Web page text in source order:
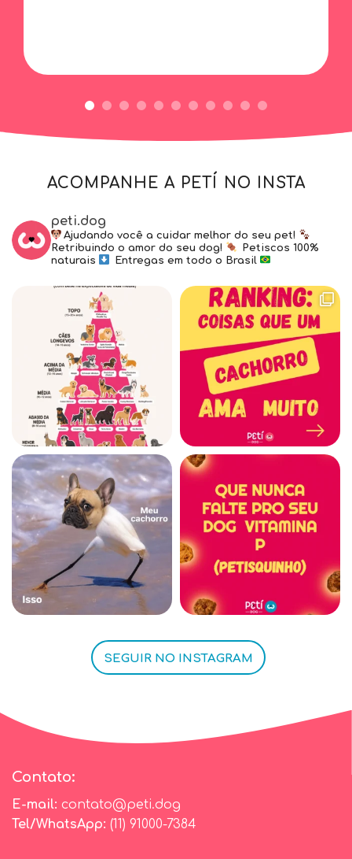
ACOMPANHE A PETÍ NO INSTA
peti.dog
Ajudando você a cuidar melhor do seu pet!
Retribuindo o amor do seu dog!
Petiscos 100%
naturais
Entregas em todo o Brasil
SEGUIR NO INSTAGRAM
Contato:
E-mail: contato@peti.dog
Tel/WhatsApp: (11) 91000-7384